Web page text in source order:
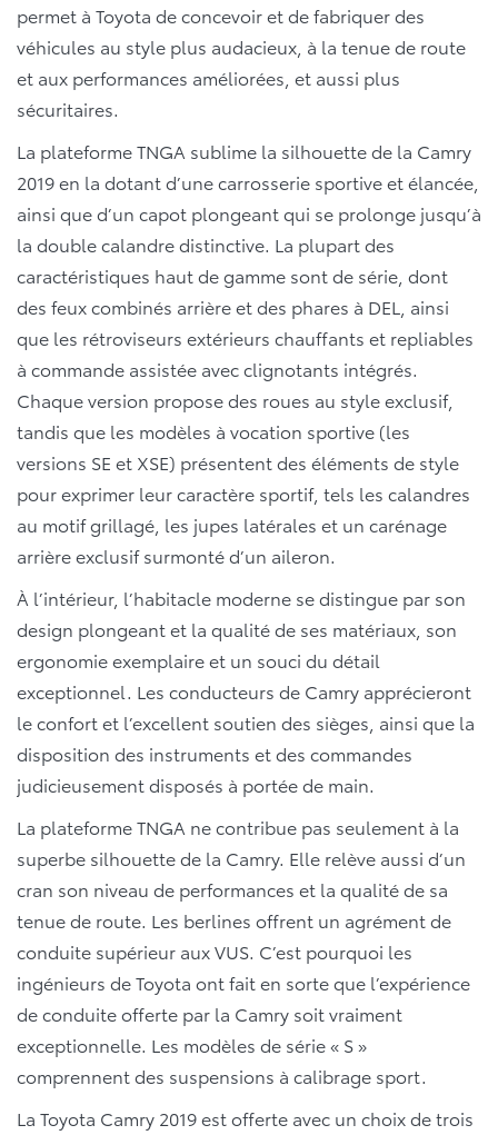
permet à Toyota de concevoir et de fabriquer des
véhicules au style plus audacieux, à la tenue de route
et aux performances améliorées, et aussi plus
sécuritaires.
La plateforme TNGA sublime la silhouette de la Camry
2019 en la dotant d’une carrosserie sportive et élancée,
ainsi que d’un capot plongeant qui se prolonge jusqu’à
la double calandre distinctive. La plupart des
caractéristiques haut de gamme sont de série, dont
des feux combinés arrière et des phares à DEL, ainsi
que les rétroviseurs extérieurs chauffants et repliables
à commande assistée avec clignotants intégrés.
Chaque version propose des roues au style exclusif,
tandis que les modèles à vocation sportive (les
versions SE et XSE) présentent des éléments de style
pour exprimer leur caractère sportif, tels les calandres
au motif grillagé, les jupes latérales et un carénage
arrière exclusif surmonté d’un aileron.
À l’intérieur, l’habitacle moderne se distingue par son
design plongeant et la qualité de ses matériaux, son
ergonomie exemplaire et un souci du détail
exceptionnel. Les conducteurs de Camry apprécieront
le confort et l’excellent soutien des sièges, ainsi que la
disposition des instruments et des commandes
judicieusement disposés à portée de main.
La plateforme TNGA ne contribue pas seulement à la
superbe silhouette de la Camry. Elle relève aussi d’un
cran son niveau de performances et la qualité de sa
tenue de route. Les berlines offrent un agrément de
conduite supérieur aux VUS. C’est pourquoi les
ingénieurs de Toyota ont fait en sorte que l’expérience
de conduite offerte par la Camry soit vraiment
exceptionnelle. Les modèles de série « S »
comprennent des suspensions à calibrage sport.
La Toyota Camry 2019 est offerte avec un choix de trois